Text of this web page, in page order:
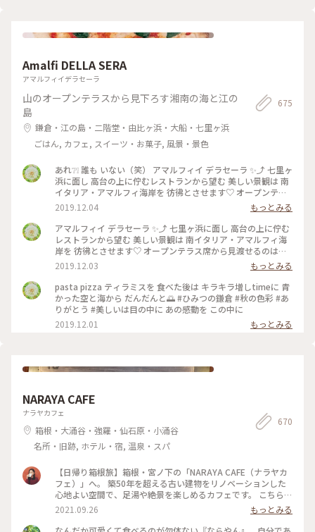
Amalfi DELLA SERA
アマルフィイデラセーラ
山のオープンテラスから見下ろす湘南の海と江の
島
鎌倉・江の島・二階堂・由比ヶ浜・大船・七里ヶ浜
ごはん, カフェ, スイーツ・お菓子, 風景・景色
675
あれ❔❕ 誰も いない（笑） アマルフィイ デラセーラ ✨⤴︎ 七里ヶ
浜に面し 高台の上に佇むレストランから望む 美しい景観は 南
イタリア・アマルフィ海岸を 彷彿とさせます♡ オープンテラ
ス席から見渡せるのは 180度オーシャンビューの眩いパノラマ
は いつまでも いつまでも 眺めていたくなり… 困ります（笑）
#ひみつの鎌倉 #秋のお出かけ #美味しかった #ありがとう う
っかり３時間 経っていた（笑） のんびりさん
2019.12.04
もっとみる
アマルフィイ デラセーラ ✨⤴︎ 七里ヶ浜に面し 高台の上に佇む
レストランから望む 美しい景観は 南イタリア・アマルフィ海
岸を 彷彿とさせます♡ オープンテラス席から見渡せるのは
180度オーシャンビューの眩いパノラマは いつまでも いつま
でも 眺めていたくなり… 困ります（笑） #ひみつの鎌倉 #秋の
お出かけ #美味しかった #ありがとう うっかり３時間 経ってい
た（笑）
2019.12.03
もっとみる
pasta pizza ティラミスを 食べた後は キラキラ増しtimeに 青
かった空と海から だんだんと🌅 #ひみつの鎌倉 #秋の色彩 #あ
りがとう #美しいは目の中に あの感動を この中に
2019.12.01
もっとみる
NARAYA CAFE
ナラヤカフェ
箱根・大涌谷・強羅・仙石原・小涌谷
名所・旧跡, ホテル・宿, 温泉・スパ
670
【日帰り箱根旅】箱根・宮ノ下の「NARAYA CAFE（ナラヤカ
フェ）」へ。 築50年を超える古い建物をリノベーションした
心地よい空間で、足湯や絶景を楽しめるカフェです。 こちら、
築50年を超える古い建物を改装して作ったお店だそう。建物の
外観や床の風合いなど、全体的にどことなくレトロな雰囲気が
漂っていて、落ち着きます。 投稿したのは店内席の写真。どの
2021.09.26
もっとみる